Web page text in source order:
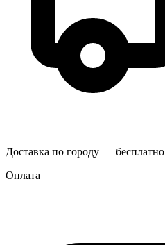
Доставка по городу — бесплатно
Оплата